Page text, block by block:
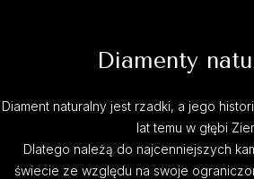
Diamenty
Diament naturalny jest rzadki, a jego
lat temu w głębi
Dlatego należą do najcenniejszych
świecie ze względu na swoje